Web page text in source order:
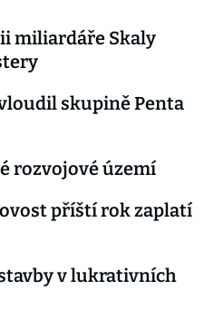
miliardáře Skaly
skupině Penta
rozvojové území
příští rok zaplatí
v lukrativních